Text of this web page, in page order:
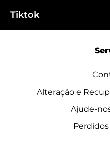
Tiktok
Alteração e
Ajude-